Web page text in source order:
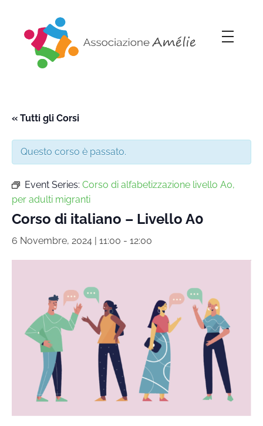
« Tutti gli Corsi
Questo corso è passato.
Event Series: Corso di alfabetizzazione livello A0,
per adulti migranti
Corso di italiano – Livello A0
6 Novembre, 2024 | 11:00 - 12:00